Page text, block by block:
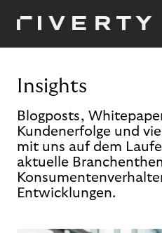
Insights
Blogposts,
Kundenerfolge und
mit uns auf dem
aktuelle
Entwicklungen.